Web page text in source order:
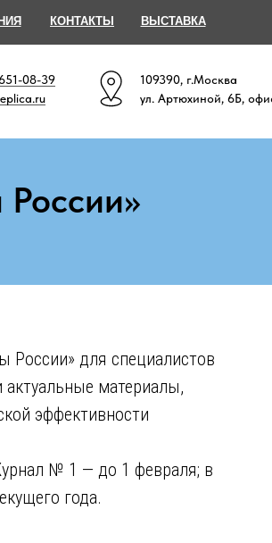
08-39
109390, г.Москва
ул. Артюхиной, 6Б,
КОНТАКТЫ ВЫСТАВКА
России» для специалистов
материалы,
эффективности
№ 1 — до 1 февраля; в
года.